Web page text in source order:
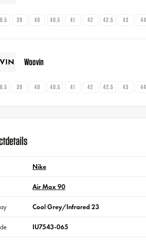
39 40 40.5 41 42 42.5 43 44
Woovin
39 40 40.5 41 42 42.5 43 44
Nike
Air Max 90
Cool Grey/Infrared 23
IU7543-065